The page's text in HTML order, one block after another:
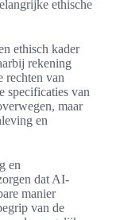
ethische
ethisch kader
rekening
rechten van
specificaties van
maar
en
en
dat AI-
manier
van de